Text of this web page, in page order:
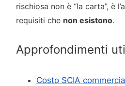
rischiosa non è “la carta”, è
requisiti che non esistono.
Approfondimenti
Costo SCIA